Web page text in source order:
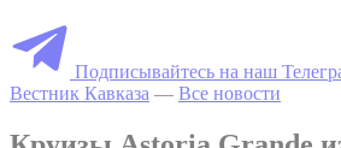
Подписывайтесь на наш
Вестник Кавказа — Все новости